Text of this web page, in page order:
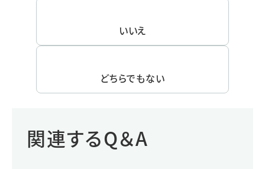
いいえ
どちらでもない
関連するQ＆A